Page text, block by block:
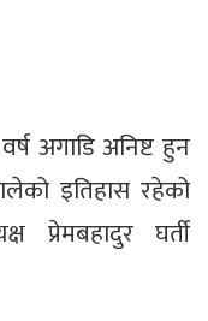
अगाडि अनिष्ट हुन
इतिहास रहेको
प्रेमबहादुर घर्ती